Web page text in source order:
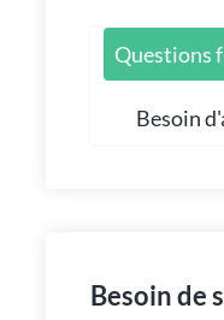
Questions
Besoin
Besoin de